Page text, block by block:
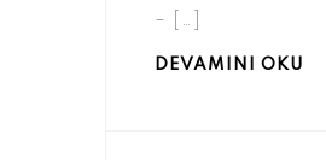
– […]
DEVAMINI OKU